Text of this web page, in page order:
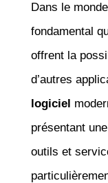
Dans le
fondamental
offrent la
d’autres
logiciel
présentant
outils et